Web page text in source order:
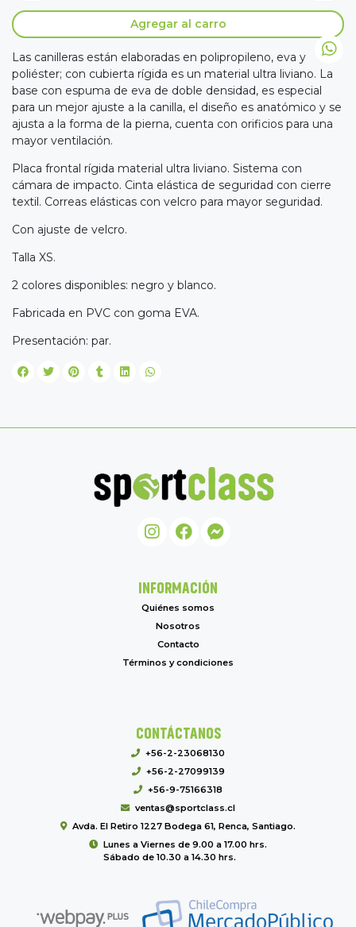
Agregar al carro
Las canilleras están elaboradas en polipropileno, eva y
poliéster; con cubierta rígida es un material ultra liviano. La
base con espuma de eva de doble densidad, es especial
para un mejor ajuste a la canilla, el diseño es anatómico y se
ajusta a la forma de la pierna, cuenta con orificios para una
mayor ventilación.
Placa frontal rígida material ultra liviano. Sistema con
cámara de impacto. Cinta elástica de seguridad con cierre
textil. Correas elásticas con velcro para mayor seguridad.
Con ajuste de velcro.
Talla XS.
2 colores disponibles: negro y blanco.
Fabricada en PVC con goma EVA.
Presentación: par.
INFORMACIÓN
Quiénes somos
Nosotros
Contacto
Términos y condiciones
CONTÁCTANOS
+56-2-23068130
+56-2-27099139
+56-9-75166318
ventas@sportclass.cl
Avda. El Retiro 1227 Bodega 61, Renca, Santiago.
Lunes a Viernes de 9.00 a 17.00 hrs.
Sábado de 10.30 a 14.30 hrs.